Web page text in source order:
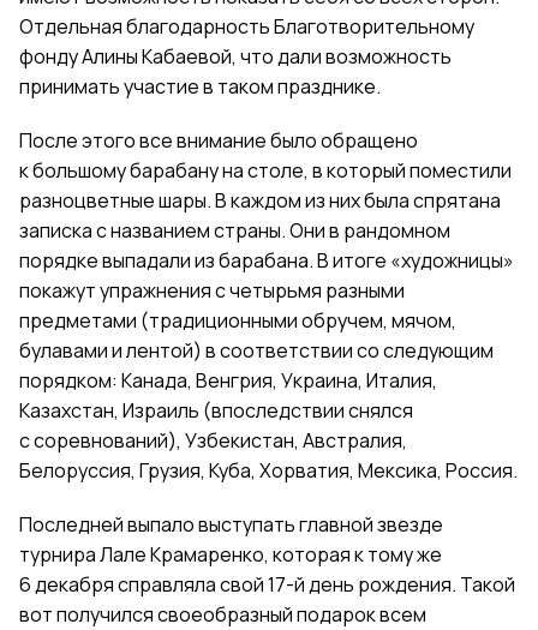
Отдельная благодарность Благотворительному
фонду Алины Кабаевой, что дали возможность
принимать участие в таком празднике.
После этого все внимание было обращено
к большому барабану на столе, в который поместили
разноцветные шары. В каждом из них была спрятана
записка с названием страны. Они в рандомном
порядке выпадали из барабана. В итоге «художницы»
покажут упражнения с четырьмя разными
предметами (традиционными обручем, мячом,
булавами и лентой) в соответствии со следующим
порядком: Канада, Венгрия, Украина, Италия,
Казахстан, Израиль (впоследствии снялся
с соревнований), Узбекистан, Австралия,
Белоруссия, Грузия, Куба, Хорватия, Мексика, Россия.
Последней выпало выступать главной звезде
турнира Лале Крамаренко, которая к тому же
6 декабря справляла свой 17-й день рождения. Такой
вот получился своеобразный подарок всем